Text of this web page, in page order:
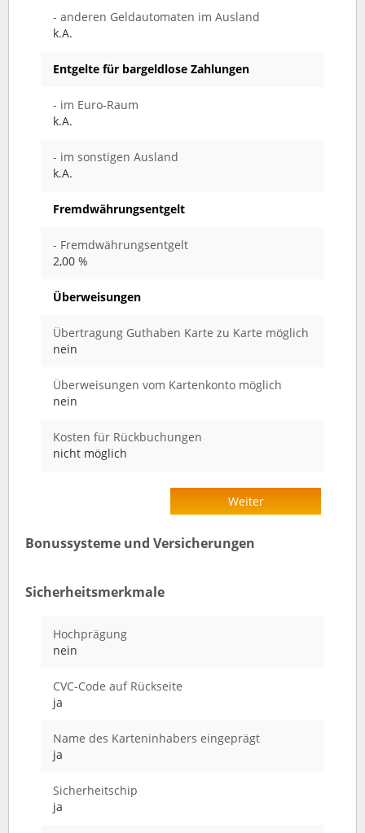
- anderen Geldautomaten im Ausland
k.A.
Entgelte für bargeldlose Zahlungen
- im Euro-Raum
k.A.
- im sonstigen Ausland
k.A.
Fremdwährungsentgelt
- Fremdwährungsentgelt
2,00 %
Überweisungen
Übertragung Guthaben Karte zu Karte möglich
nein
Überweisungen vom Kartenkonto möglich
nein
Kosten für Rückbuchungen
nicht möglich
Weiter
Bonussysteme und Versicherungen
Sicherheitsmerkmale
Hochprägung
nein
CVC-Code auf Rückseite
ja
Name des Karteninhabers eingeprägt
ja
Sicherheitschip
ja